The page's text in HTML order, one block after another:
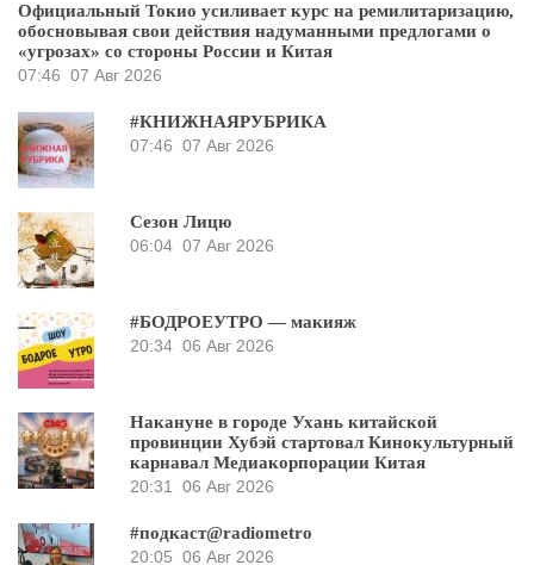
Официальный Токио усиливает курс на ремилитаризацию,
обосновывая свои действия надуманными предлогами о
«угрозах» со стороны России и Китая
07:46 07 Авг 2026
#КНИЖНАЯРУБРИКА
07:46 07 Авг 2026
Сезон Лицю
06:04 07 Авг 2026
#БОДРОЕУТРО — макияж
20:34 06 Авг 2026
Накануне в городе Ухань китайской
провинции Хубэй стартовал Кинокультурный
карнавал Медиакорпорации Китая
20:31
06 Авг 2026
#подкаст@radiometro
20:05 06 Авг 2026